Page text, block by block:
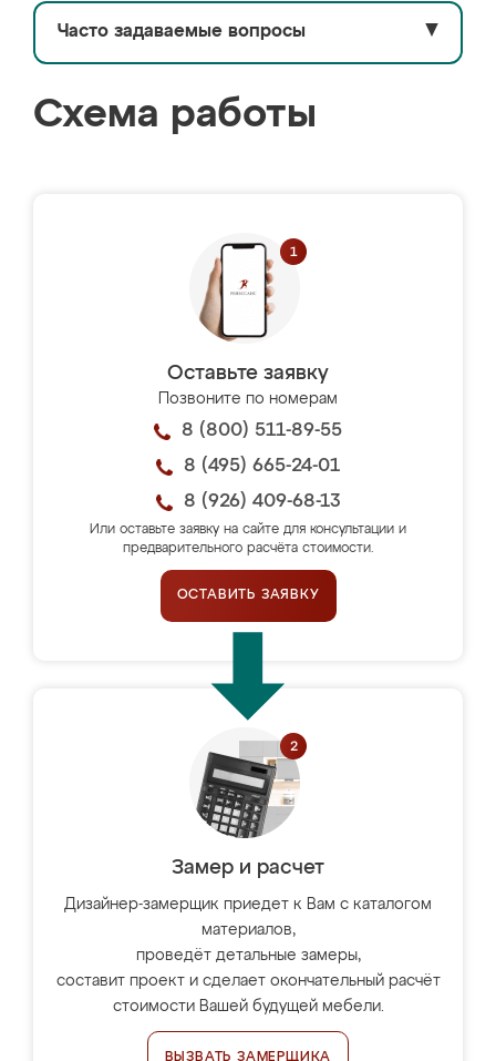
Часто задаваемые вопросы ▼
Схема работы
Оставьте заявку
Позвоните по номерам
8 (800) 511-89-55
8 (495) 665-24-01
8 (926) 409-68-13
Или оставьте заявку на сайте для консультации и
предварительного расчёта стоимости.
ОСТАВИТЬ ЗАЯВКУ
Замер и расчет
Дизайнер-замерщик приедет к Вам с каталогом
материалов,
проведёт детальные замеры,
составит проект и сделает окончательный расчёт
стоимости Вашей будущей мебели.
ВЫЗВАТЬ ЗАМЕРЩИКА